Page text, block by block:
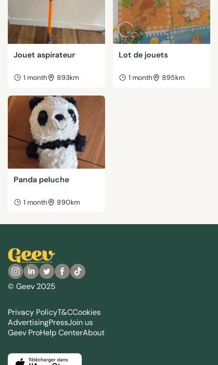
Jouet aspirateur
1 month 893km
Lot de jouets
1 month 895km
Panda peluche
1 month 890km
© Geev 2025
Privacy PolicyT&CCookies
AdvertisingPressJoin us
Geev ProHelp CenterAbout